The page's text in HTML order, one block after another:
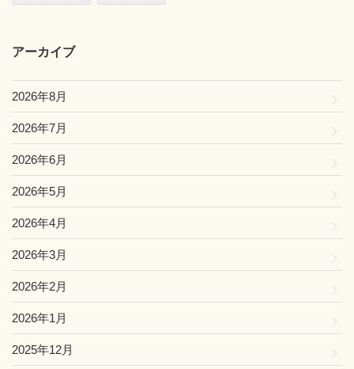
アーカイブ
2026年8月
2026年7月
2026年6月
2026年5月
2026年4月
2026年3月
2026年2月
2026年1月
2025年12月